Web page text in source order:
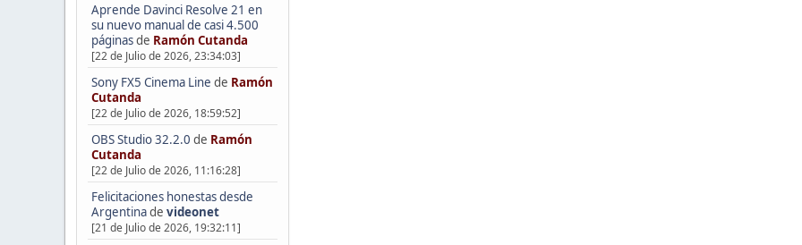
Aprende Davinci Resolve 21 en
su nuevo manual de casi 4.500
páginasde Ramón Cutanda
[22 de Julio de 2026, 23:34:03]
Sony FX5 Cinema Line de Ramón
Cutanda
[22 de Julio de 2026, 18:59:52]
OBS Studio 32.2.0 de Ramón
Cutanda
[22 de Julio de 2026, 11:16:28]
Felicitaciones honestas desde
Argentinade videonet
[21 de Julio de 2026, 19:32:11]